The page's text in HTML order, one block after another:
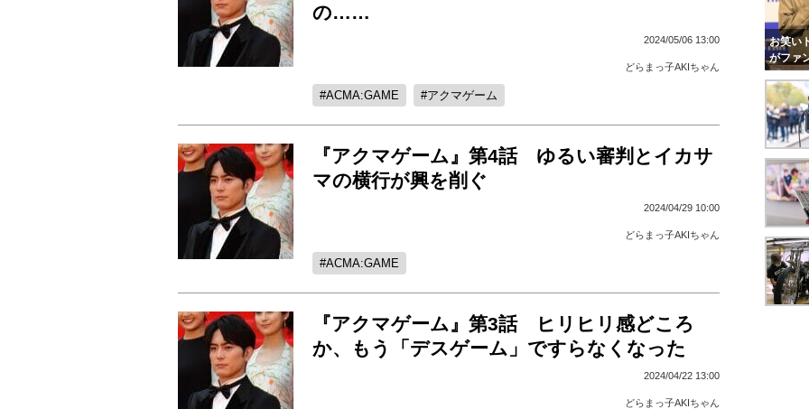
の……
2024/05/06 13:00
どらまっ子AKIちゃん
ACMA:GAME アクマゲーム
『アクマゲーム』第4話 ゆるい審判とイカサ
マの横行が興を削ぐ
2024/04/29 10:00
どらまっ子AKIちゃん
ACMA:GAME
『アクマゲーム』第3話 ヒリヒリ感どころ
か、もう「デスゲーム」ですらなくなった
2024/04/22 13:00
どらまっ子AKIちゃん
お笑い
がファ